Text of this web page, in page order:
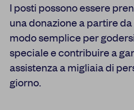
I posti possono essere
una donazione a partire da
modo semplice per
speciale e contribuire a
assistenza a migliaia di
giorno.